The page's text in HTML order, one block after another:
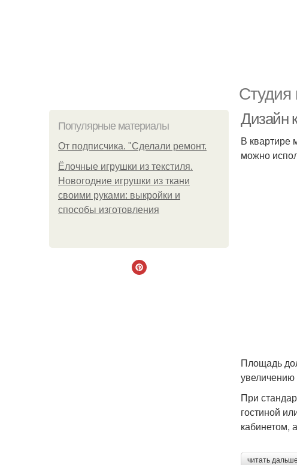
Студия
Популярные материалы
От подписчика. "Сделали ремонт.
Ёлочные игрушки из текстиля.
Новогодние игрушки из ткани
своими руками: выкройки и
способы изготовления
Дизайн
В квартире
можно
Площадь
увеличению
При
гостиной
кабинетом,
читать